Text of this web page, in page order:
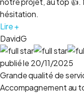
hésitation.
Lire +
DavidG
publié le 20/11/2025
Grande qualité de
Accompagnement au